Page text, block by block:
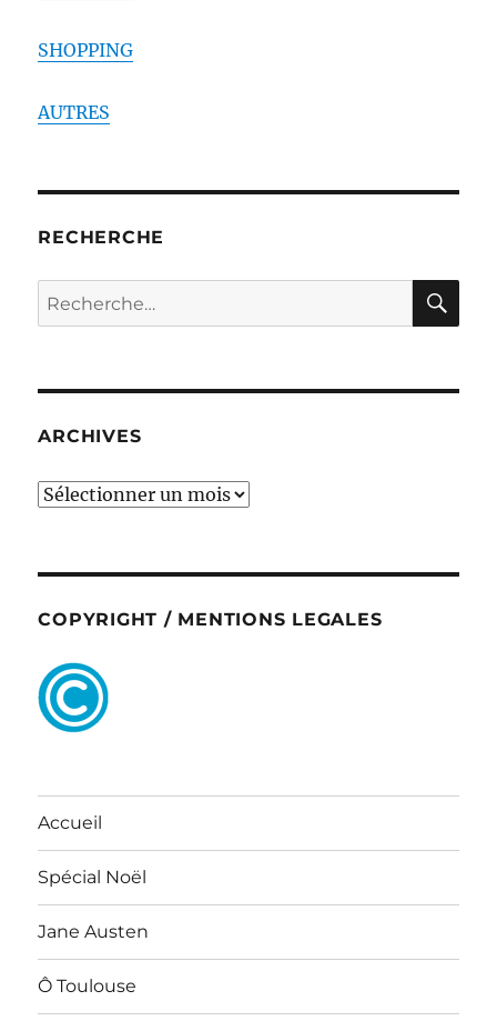
SHOPPING
AUTRES
RECHERCHE
Recherche
pour :
ARCHIVES
ARCHIVES
COPYRIGHT / MENTIONS LEGALES
Accueil
Spécial Noël
Jane Austen
Ô Toulouse